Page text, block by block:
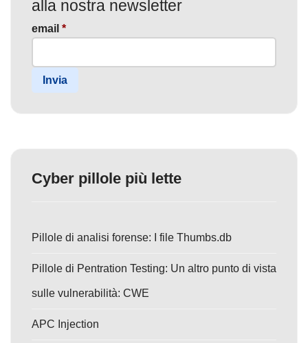
alla nostra newsletter
email *
Invia
Cyber pillole più lette
Pillole di analisi forense: I file Thumbs.db
Pillole di Pentration Testing: Un altro punto di vista
sulle vulnerabilità: CWE
APC Injection